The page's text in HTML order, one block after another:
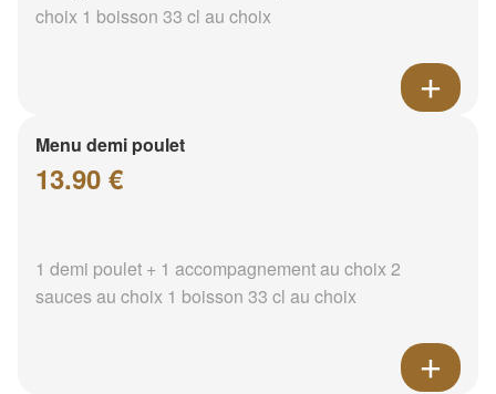
choix 1 boisson 33 cl au choix
Menu demi poulet
13.90 €
1 demi poulet + 1 accompagnement au choix 2
sauces au choix 1 boisson 33 cl au choix